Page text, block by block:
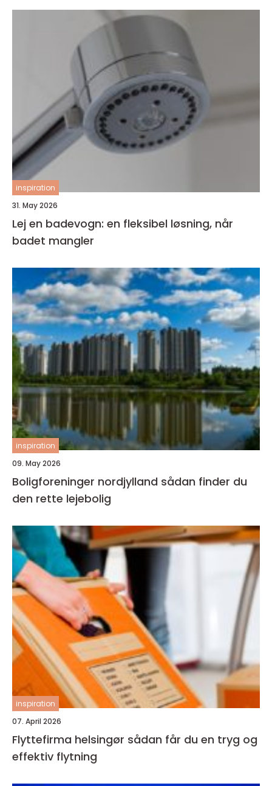
inspiration
31. May 2026
Lej en badevogn: en fleksibel løsning, når
badet mangler
inspiration
09. May 2026
Boligforeninger nordjylland sådan finder du
den rette lejebolig
inspiration
07. April 2026
Flyttefirma helsingør sådan får du en tryg og
effektiv flytning